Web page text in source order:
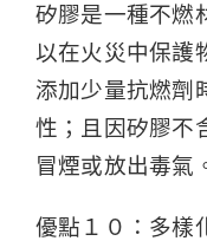
矽膠是一種不燃
以在火災中保護
添加少量抗燃劑
性；且因矽膠不
冒煙或放出毒氣
優點１０：多樣